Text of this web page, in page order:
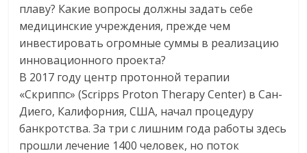
плаву? Какие вопросы должны задать себе
медицинские учреждения, прежде чем
инвестировать огромные суммы в реализацию
инновационного проекта?
В 2017 году центр протонной терапии
«Скриппс» (Scripps Proton Therapy Center) в Сан-
Диего, Калифорния, США, начал процедуру
банкротства. За три с лишним года работы здесь
прошли лечение 1400 человек, но поток